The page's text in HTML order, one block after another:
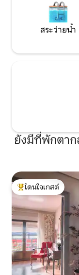
สระว่ายน้ำ
ยังมีที่พักตาก
โดนใจเกสต์ที่สุด
โดนใจเกสต์